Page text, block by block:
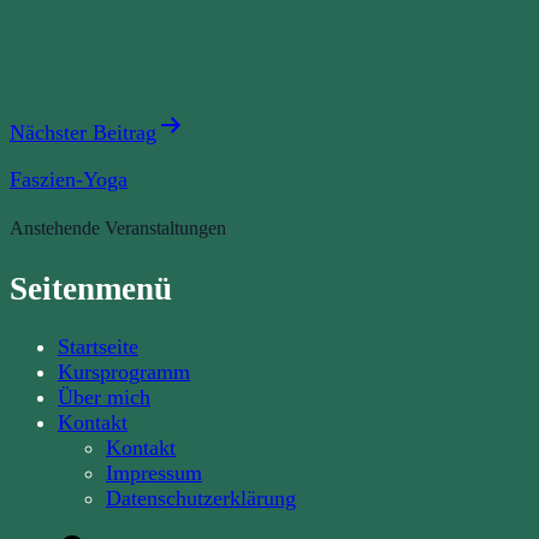
Beitragsnavigation
Nächster Beitrag
Faszien-Yoga
Anstehende Veranstaltungen
Seitenmenü
Startseite
Kursprogramm
Über mich
Kontakt
Kontakt
Impressum
Datenschutzerklärung